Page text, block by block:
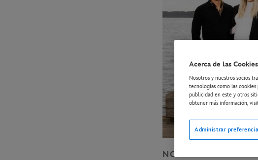
NOTICIAS
Acerca de las Cookies
Nosotros y nuestros socios
tecnologías como las
publicidad en este y otros
obtener más información,
Administrar